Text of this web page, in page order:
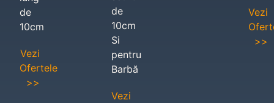
de
10cm
Vezi
Ofertele
>>
de
10cm
Si
pentru
Barbă
Vezi
Vezi
>>